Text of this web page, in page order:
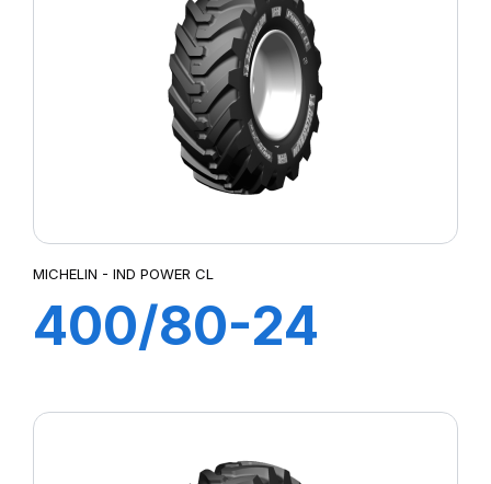
MICHELIN - IND POWER CL
400/80-24
POWER CL